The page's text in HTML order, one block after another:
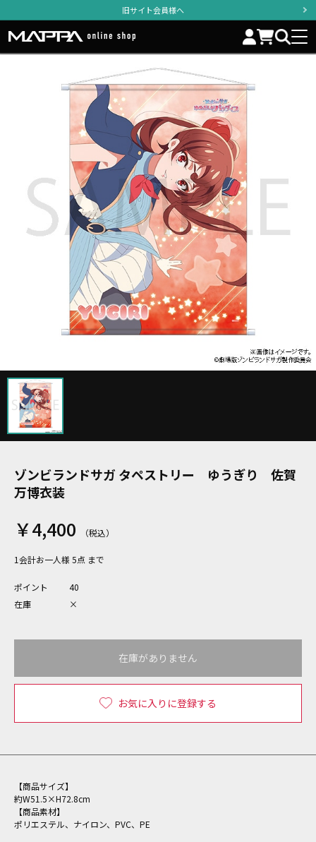
旧サイト会員様へ
ゾンビランドサガ タペストリー ゆうぎり 佐賀
万博衣装
￥4,400
1会計お一人様 5点 まで
ポイント
40
在庫
×
お気に入りに登録する
在庫がありません
【商品サイズ】
約W51.5×H72.8cm
【商品素材】
ポリエステル、ナイロン、PVC、PE